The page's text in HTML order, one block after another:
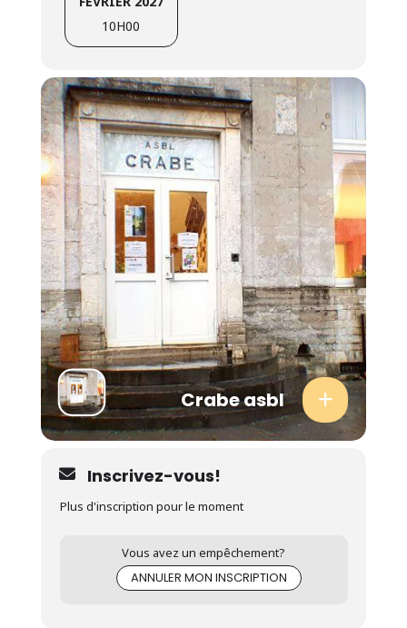
10H00
Crabe asbl
Inscrivez-vous!
Plus d'inscription pour le moment
Vous avez un empêchement?
ANNULER MON INSCRIPTION